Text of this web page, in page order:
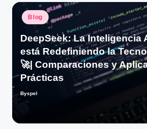
Publicado
en
Blog
DeepSeek: La Inteligencia
está Redefiniendo la
🚀| Comparaciones y
Prácticas
Publicado
por
Byspel